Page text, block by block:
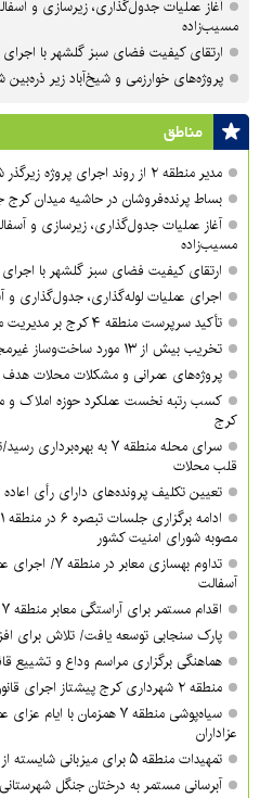
آغاز عملیات جدول‌گذاری، زیرسازی و
مسیب‌زاده
ارتقای کیفیت فضای سبز گلشهر با
پروژه‌های خوارزمی و شیخ‌آباد زیر ذره‌بین
مناطق
مدیر منطقه ۲ از روند اجرای پروژه زیرگذر شیخ‌آباد بازدید کرد
بساط پرنده‌فروشان در حاشیه میدان
آغاز عملیات جدول‌گذاری، زیرسازی و
مسیب‌زاده
ارتقای کیفیت فضای سبز گلشهر با
اجرای عملیات لوله‌گذاری، جدول‌گذاری
تأکید سرپرست منطقه ۴ کرج بر مدیریت مشارکتی در دیدار با امام جمعه مهرشهر
تخریب بیش از ۱۳ مورد ساخت‌وساز غیرمجاز در منطقه ۴ کرج
پروژه‌های عمرانی و مشکلات محلات هدف منطقه ۲
کرج
سرای محله منطقه ۷ به
قلب محلات
تعیین تکلیف پرونده‌های دارای رأی اعاده در منطقه
مصوبه شورای امنیت کشور
تداوم بهسازی
آسفالت
اقدام مستمر برای آراستگی معابر منطقه ۷ انجام می‌شود
پارک سنجابی توسعه یافت/ تلاش برای
هماهنگی برگزاری مراسم وداع و تشییع قائد
منطقه ۲ شهرداری کرج پیشتاز اجرای قانون حدنگار در میان مناطق شد
سیاه‌پوشی منطقه ۷ همزمان
عزاداران
تمهیدات منطقه ۵ برای میزبانی شایسته از زائران مراسم وداع با رهبر شهید
آبرسانی مستمر به درختان جنگل شهرستانی منطقه ۱۰ با